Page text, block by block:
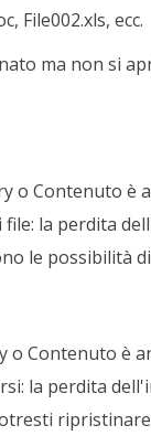
File002.xls, ecc.
ma non si
o Contenuto è
la perdita
le possibilità
o Contenuto è
la perdita